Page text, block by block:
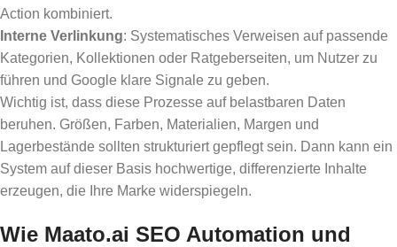
Action kombiniert.
Interne Verlinkung: Systematisches Verweisen auf passende
Kategorien, Kollektionen oder Ratgeberseiten, um Nutzer zu
führen und Google klare Signale zu geben.
Wichtig ist, dass diese Prozesse auf belastbaren Daten
beruhen. Größen, Farben, Materialien, Margen und
Lagerbestände sollten strukturiert gepflegt sein. Dann kann ein
System auf dieser Basis hochwertige, differenzierte Inhalte
erzeugen, die Ihre Marke widerspiegeln.
Wie Maato.ai SEO Automation und